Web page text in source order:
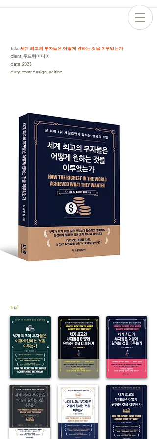
title 세계 최고의 부자들은 어떻게 원하는 것을 이루었는가
client . 두드림미디어
date 2023
duty cover design, editing
Trial